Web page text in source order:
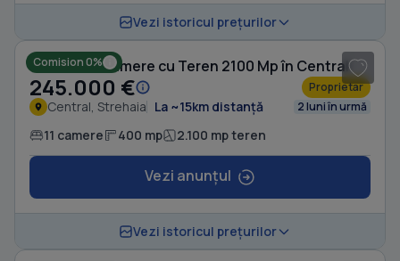
Vezi istoricul prețurilor
Comision 0%
Casă cu 11 camere cu Teren 2100 Mp în Central
245.000 € Proprietar
Central, Strehaia La ~15km distanță 2 luni în urmă
11 camere 400 mp 2.100 mp teren
Vezi anunțul
Vezi istoricul prețurilor